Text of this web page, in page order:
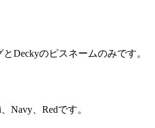
Deckyのピスネームのみです。
Navy、Redです。